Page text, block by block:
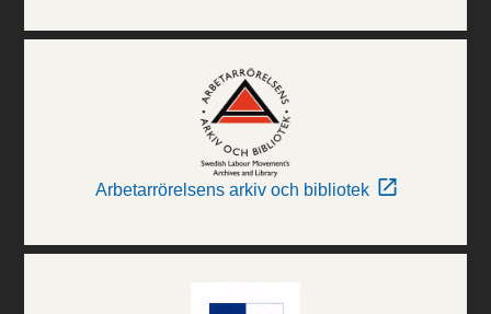
Arbetarrörelsens arkiv och bibliotek